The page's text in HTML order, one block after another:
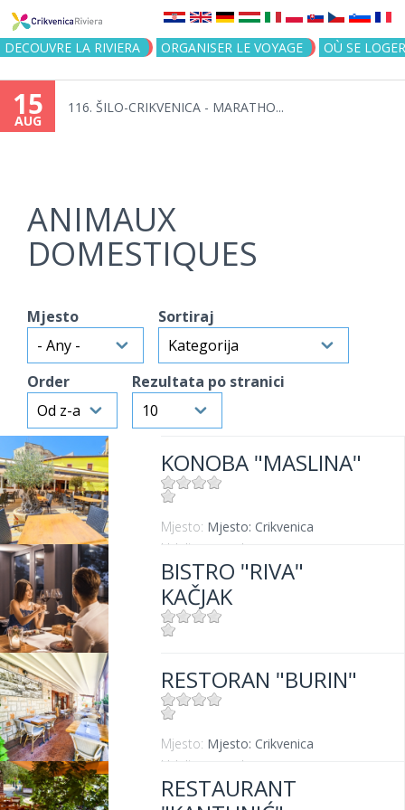
Jump to navigation
DECOUVRE LA RIVIERA ORGANISER LE VOYAGE OÙ SE LOGER
15
AUG
116. ŠILO-CRIKVENICA - MARATHO...
ANIMAUX
DOMESTIQUES
Mjesto Sortiraj
Order Rezultata po stranici
KONOBA "MASLINA"
Mjesto: Mjesto: Crikvenica
Udaljenost od mora:
BISTRO "RIVA"
KAČJAK
Udaljenost od mora: 10 m
RESTORAN "BURIN"
Mjesto: Mjesto: Crikvenica
Udaljenost od mora:
RESTAURANT